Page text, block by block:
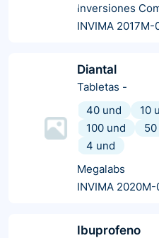
Inversiones
INVIMA 2017M-
Diantal
Tabletas -
40 und
10
100 und
4 und
Megalabs
INVIMA
Ibuprofeno